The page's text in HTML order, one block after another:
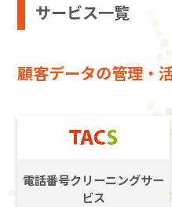
サービス一覧
顧客データの管理・
電話番号クリーニングサー
ビス